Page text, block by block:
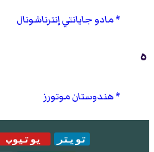
مادو جايانتي إنترناشونال
ه
هندوستان موتورز
تويتر يوتيوب